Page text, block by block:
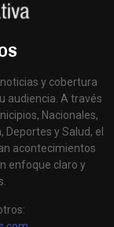
y cobertura
audiencia. A través
Nacionales,
Deportes y Salud, el
acontecimientos
enfoque claro y